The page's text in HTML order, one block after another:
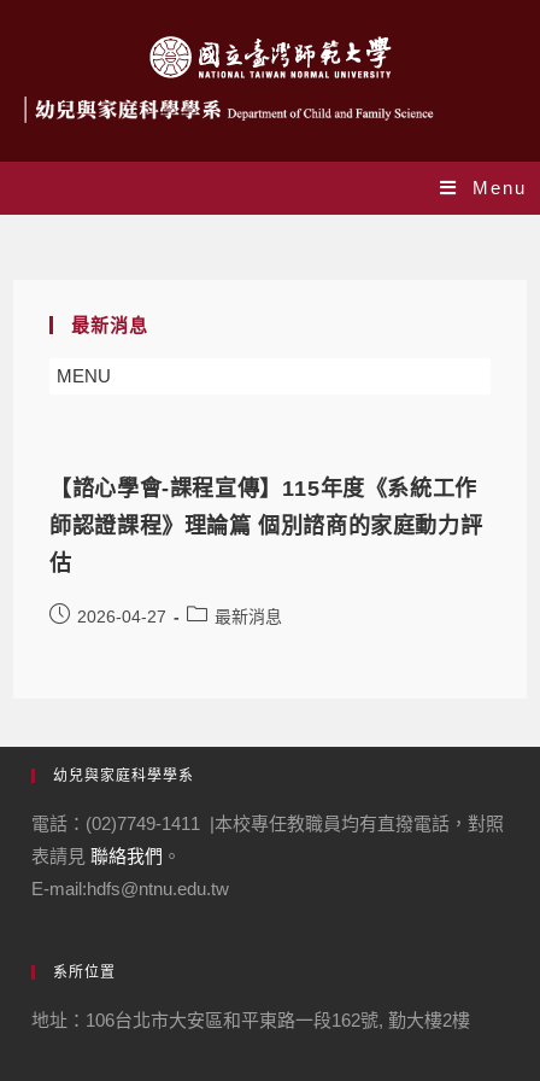
Menu
最新消息
MENU
【諮心學會-課程宣傳】115年度《系統工作
師認證課程》理論篇 個別諮商的家庭動力評
估
2026-04-27 最新消息
幼兒與家庭科學學系
電話：(02)7749-1411 |本校專任教職員均有直撥電話，對照
表請見聯絡我們 。
E-mail:hdfs@ntnu.edu.tw
系所位置
地址：106台北市大安區和平東路一段162號, 勤大樓2樓